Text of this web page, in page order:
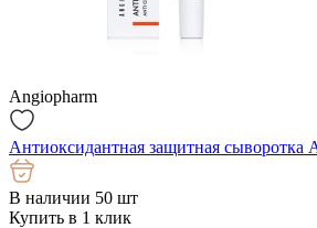
Angiopharm
Антиоксидантная защитная сыворотка
В наличии 50 шт
Купить в 1 клик